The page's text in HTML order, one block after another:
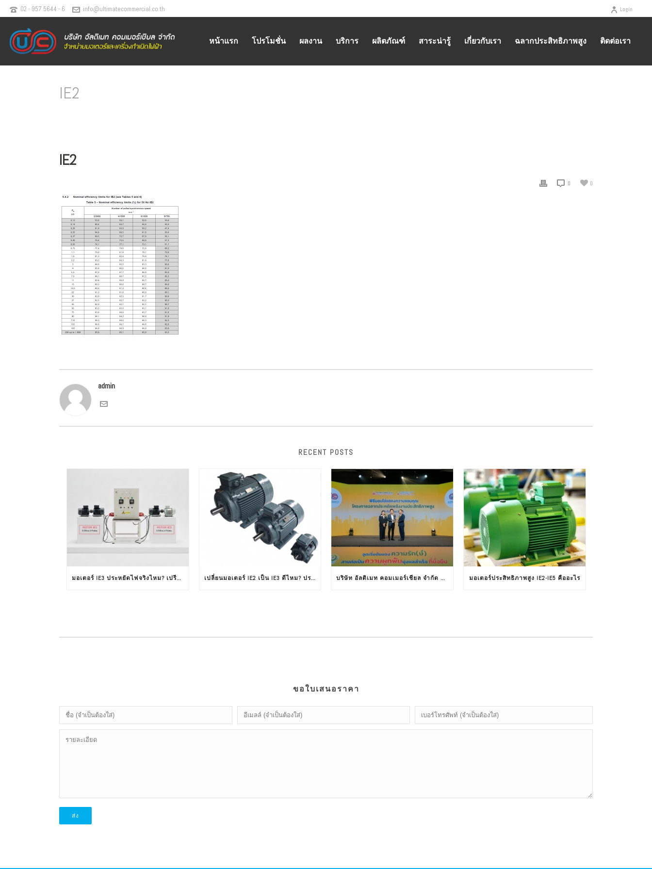
02 - 957 5644 - 6 info@ultimatecommercial.co.th Login
หน้าแรก โปรโมชั่น ผลงาน บริการ ผลิตภัณฑ์ สาระน่ารู้ เกี่ยวกับเรา ฉลากประสิทธิภาพสูง ติดต่อเรา
IE2
IE2
0
0
admin
RECENT POSTS
มอเตอร์ IE3 ประหยัดไฟจริงไหม? เปรียบเทียบ IE3 VS IE1 จากผลทดสอบใช้งานจริง เปลี่ยนมอเตอร์ IE2 เป็น IE3 ดีไหม? ประหยัดพลังงาน คุ้มค่าหรือไม่ ? บริษัท อัลติเมท คอมเมอร์เชียล จำกัด รับโล่ประกาศเกียรติคุณในงานครบรอบ 30 ปีฉลากประหยัดไฟฟ้าเบอร์ 5 มอเตอร์ประสิทธิภาพสูง IE2-IE5 คืออะไร
ขอใบเสนอราคา